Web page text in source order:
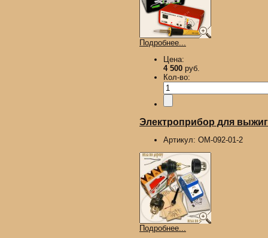
Подробнее...
Цена:
4 500 руб.
Кол-во:
Электроприбор для
Артикул: ОМ-092-01-2
Подробнее...